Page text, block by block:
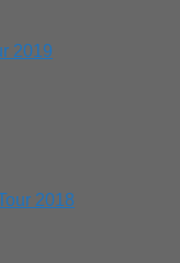
2019
2018